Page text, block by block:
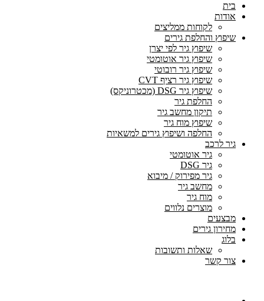
בית
אודות
לקוחות ממליצים
שיפוץ והחלפת גירים
שיפוץ גיר לפי יצרן
שיפוץ גיר אוטומטי
שיפוץ גיר רובוטי
שיפוץ גיר רציף CVT
שיפוץ גיר DSG (מכטרוניקס)
החלפת גיר
תיקון מחשב גיר
שיפוץ מוח גיר
החלפה ושיפוץ גירים למשאיות
גיר לרכב
גיר אוטומטי
גיר DSG
גיר מפירוק / מיבוא
מחשב גיר
מוח גיר
מוצרים נלווים
מבצעים
מחירון גירים
בלוג
שאלות ותשובות
צור קשר